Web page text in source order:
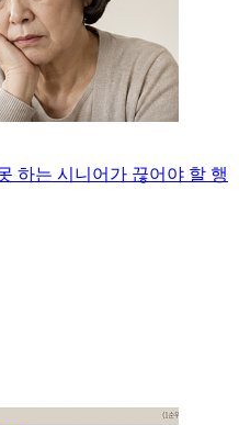
하는 시니어가 끊어야 할 행